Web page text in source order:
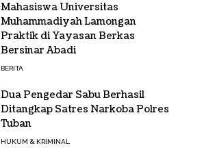
Mahasiswa Universitas
Muhammadiyah Lamongan
Praktik di Yayasan Berkas
Bersinar Abadi
BERITA
Dua Pengedar Sabu Berhasil
Ditangkap Satres Narkoba Polres
Tuban
HUKUM & KRIMINAL